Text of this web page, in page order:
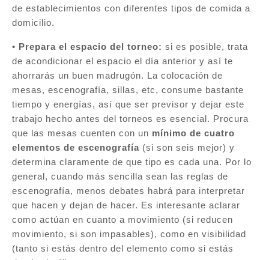
de establecimientos con diferentes tipos de comida a
domicilio.
• Prepara el espacio del torneo: si es posible, trata
de acondicionar el espacio el día anterior y así te
ahorrarás un buen madrugón. La colocación de
mesas, escenografía, sillas, etc, consume bastante
tiempo y energías, así que ser previsor y dejar este
trabajo hecho antes del torneos es esencial. Procura
que las mesas cuenten con un mínimo de cuatro
elementos de escenografía (si son seis mejor) y
determina claramente de que tipo es cada una. Por lo
general, cuando más sencilla sean las reglas de
escenografía, menos debates habrá para interpretar
que hacen y dejan de hacer. Es interesante aclarar
como actúan en cuanto a movimiento (si reducen
movimiento, si son impasables), como en visibilidad
(tanto si estás dentro del elemento como si estás